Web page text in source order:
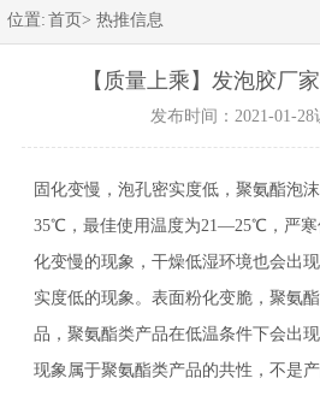
位置: 首页> 热推信息
【质量上乘】发泡胶厂
发布时间：2021-01-28
固化变慢，泡孔密实度低，聚氨酯泡
35℃，最佳使用温度为21—25℃，严寒
化变慢的现象，干燥低湿环境也会出
实度低的现象。表面粉化变脆，聚氨
品，聚氨酯类产品在低温条件下会出
现象属于聚氨酯类产品的共性，不是